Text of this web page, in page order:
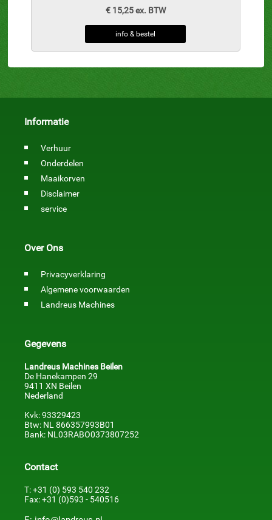
€ 15,25 ex. BTW
info & bestel
Informatie
Verhuur
Onderdelen
Maaikorven
Disclaimer
service
Over Ons
Privacyverklaring
Algemene voorwaarden
Landreus Machines
Gegevens
Landreus Machines Beilen
De Hanekampen 29
9411 XN Beilen
Nederland
Kvk: 93329423
Btw: NL 866357993B01
Bank: NL03RABO0373807252
Contact
T: +31 (0) 593 540 232
Fax: +31 (0)593 - 540516